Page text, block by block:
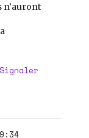
n’auront
Signaler